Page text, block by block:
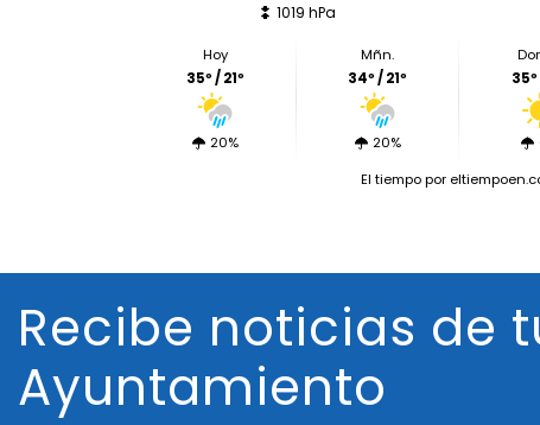
1019 hPa
Hoy
35º / 21º
20%
Mñn.
34º / 21º
20%
35º
El tiempopor
Recibe noticias de
Ayuntamiento